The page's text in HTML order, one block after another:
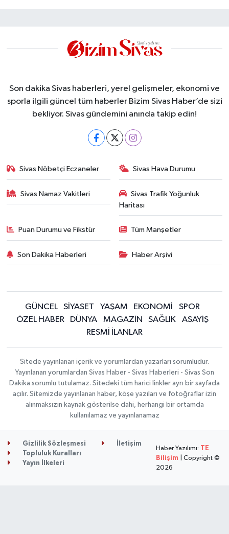
Son dakika Sivas haberleri, yerel gelişmeler, ekonomi ve
sporla ilgili güncel tüm haberler Bizim Sivas Haber’de sizi
bekliyor. Sivas gündemini anında takip edin!
Sivas Nöbetçi Eczaneler Sivas Hava Durumu
Sivas Namaz Vakitleri
Sivas Trafik Yoğunluk
Haritası
Puan Durumu ve Fikstür Tüm Manşetler
Son Dakika Haberleri Haber Arşivi
GÜNCEL SİYASET YAŞAM EKONOMİ
SPOR
ÖZEL HABER
DÜNYA MAGAZİN SAĞLIK
ASAYİŞ
RESMİ İLANLAR
Sitede yayınlanan içerik ve yorumlardan yazarları sorumludur.
Yayınlanan yorumlardan Sivas Haber - Sivas Haberleri - Sivas Son
Dakika sorumlu tutulamaz. Sitedeki tüm harici linkler ayrı bir sayfada
açılır. Sitemizde yayınlanan haber, köşe yazıları ve fotoğraflar izin
alınmaksızın kaynak gösterilse dahi, herhangi bir ortamda
kullanılamaz ve yayınlanamaz
Gizlilik Sözleşmesi
İletişim
Topluluk Kuralları
Yayın İlkeleri
Haber Yazılımı: TE
Bilişim | Copyright ©
2026